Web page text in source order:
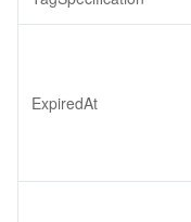
ExpiredAt